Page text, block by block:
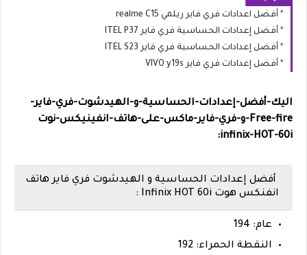
أفضل اعدادات فري فاير ريلمي realme C15
أفضل إعدادات الحساسية فري فاير ITEL P37
أفضل إعدادات الحساسية فري فاير ITEL S23
أفضل إعدادات فري فاير VIVO y19s
اليك-أفضل-إعدادات-الحساسية-و-الهيدشوت-فري-فاير-
Free-fire-و-فري-فاير-ماكس-على-
هاتف-انفينيكس-نوت
infinix-HOT-60i:
أفضل إعدادات الحساسية و الهيدشوت فري فاير هاتف
انفنكس هوت Infinix HOT 60i :
عام: 194
النقطة الحمراء: 192